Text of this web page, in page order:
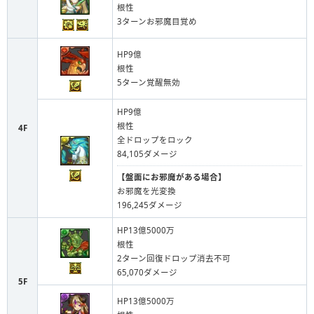
根性
3ターンお邪魔目覚め
4F
HP9億
根性
5ターン覚醒無効
HP9億
根性
全ドロップをロック
84,105ダメージ
【盤面にお邪魔がある場合】
お邪魔を光変換
196,245ダメージ
5F
HP13億5000万
根性
2ターン回復ドロップ消去不可
65,070ダメージ
HP13億5000万